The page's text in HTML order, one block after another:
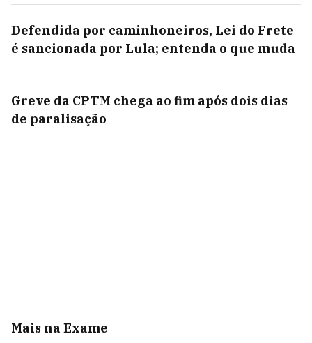
Defendida por caminhoneiros, Lei do Frete
é sancionada por Lula; entenda o que muda
Greve da CPTM chega ao fim após dois dias
de paralisação
Mais na Exame